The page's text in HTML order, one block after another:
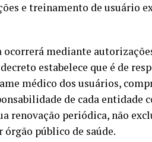
e treinamento de usuário
mediante
estabelece que é de
médico dos usuários,
de cada entidade
renovação periódica, não
público de saúde.